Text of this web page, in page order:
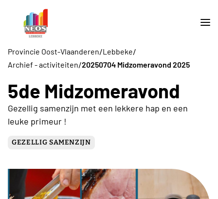
Provincie Oost-Vlaanderen/Lebbeke/
Archief - activiteiten/20250704 Midzomeravond 2025
5de Midzomeravond
Gezellig samenzijn met een lekkere hap en een
leuke primeur !
GEZELLIG SAMENZIJN